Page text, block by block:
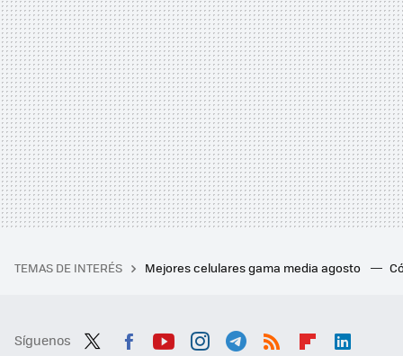
TEMAS DE INTERÉS Mejores celulares gama media agosto
Síguenos